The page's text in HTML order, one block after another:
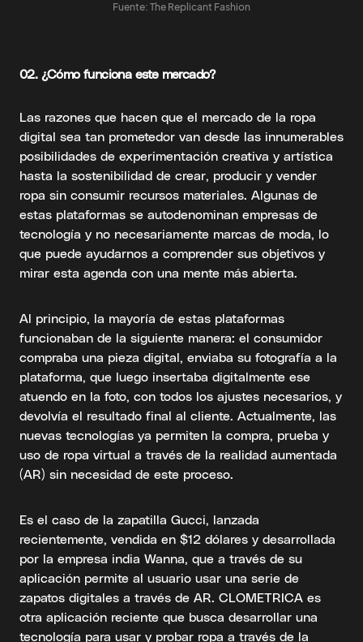
Fuente: The Replicant Fashion
02. ¿Cómo funciona este mercado?
Las razones que hacen que el mercado de la ropa
digital sea tan prometedor van desde las innumerables
posibilidades de experimentación creativa y artística
hasta la sostenibilidad de crear, producir y vender
ropa sin consumir recursos materiales. Algunas de
estas plataformas se autodenominan empresas de
tecnología y no necesariamente marcas de moda, lo
que puede ayudarnos a comprender sus objetivos y
mirar esta agenda con una mente más abierta.
Al principio, la mayoría de estas plataformas
funcionaban de la siguiente manera: el consumidor
compraba una pieza digital, enviaba su fotografía a la
plataforma, que luego insertaba digitalmente ese
atuendo en la foto, con todos los ajustes necesarios, y
devolvía el resultado final al cliente. Actualmente, las
nuevas tecnologías ya permiten la compra, prueba y
uso de ropa virtual a través de la realidad aumentada
(AR) sin necesidad de este proceso.
Es el caso de la zapatilla Gucci, lanzada
recientemente, vendida en $12 dólares y desarrollada
por la empresa india Wanna, que a través de su
aplicación permite al usuario usar una serie de
zapatos digitales a través de AR. CLOMETRICA es
otra aplicación reciente que busca desarrollar una
tecnología para usar y probar ropa a través de la